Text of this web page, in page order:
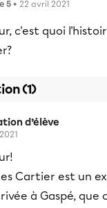
5 • 22 avril 2021
c'est quoi
(1)
d’élève
Cartier est un
à Gaspé,